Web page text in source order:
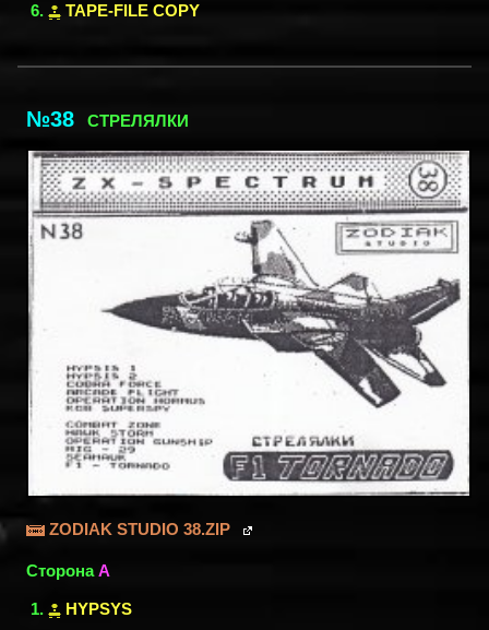
TAPE-FILE COPY
№38 СТРЕЛЯЛКИ
ZODIAK STUDIO 38.ZIP
СторонаA
HYPSYS